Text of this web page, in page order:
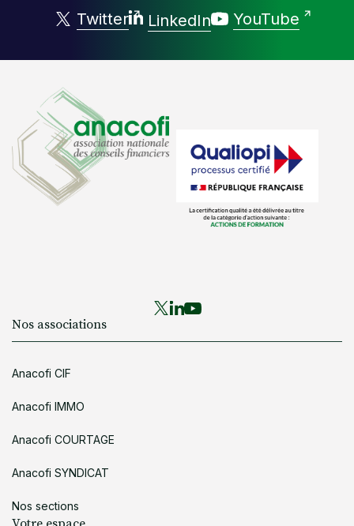
Twitter LinkedIn YouTube
Nos associations
Anacofi CIF
Anacofi IMMO
Anacofi COURTAGE
Anacofi SYNDICAT
Nos sections